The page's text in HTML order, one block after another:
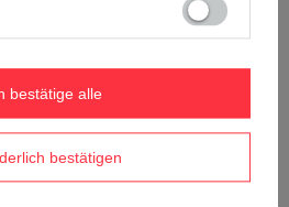
bestätigen
bestätige alle